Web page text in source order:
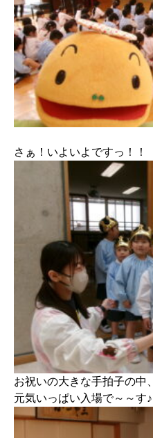
さぁ！いよいよですっ！！
お祝いの大きな手拍子の中、
元気いっぱい入場で～～す♪